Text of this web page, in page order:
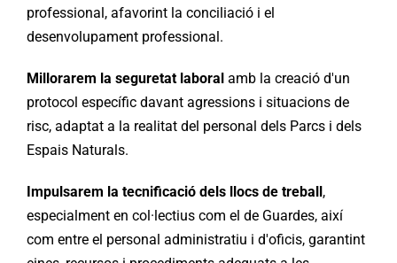
professional, afavorint la conciliació i el
desenvolupament professional.
Millorarem la seguretat laboralamb la creació d'un
protocol específic davant agressions i situacions de
risc, adaptat a la realitat del personal dels Parcs i dels
Espais Naturals.
Impulsarem la tecnificació dels llocs de treball,
especialment en col·lectius com el de Guardes, així
com entre el personal administratiu i d'oficis, garantint